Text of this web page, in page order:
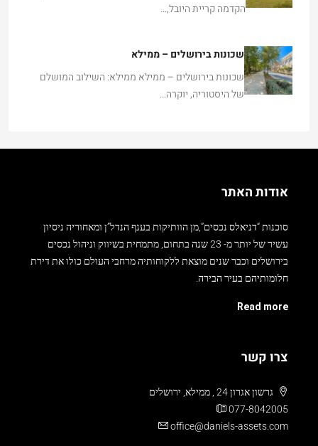
הקדמה קריית היובל,…
שכונות בירושלים – ממילא
שכונות בירושלים – ממילא ממילא: השילוב המושלם
של היסטוריה, יוקרה…
אודות האתר
סוכנות “דניאלס נכסים”,מן הוותיקות בענף הנדל”ן ומאחוריה ניסיון
עשיר של יותר מ- 23 שנה בתחום, מתמחית בשיווק וניהול נכסים
בירושלים וכבר שנים מוצאת ללקוחותיה מרחבי העולם כולו את דירת
חלומותיהם בעיר הבירה.
Read more
צרו קשר
גרשון אגרון 24 , ממילא, ירושלים
077-8042005
office@daniels-assets.com